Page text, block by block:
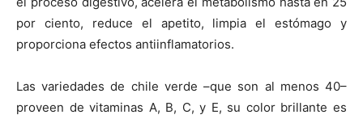
por ciento, reduce el apetito, limpia el estómago y
proporciona efectos antiinflamatorios.
Las variedades de chile verde –que son al menos 40–
proveen de vitaminas A, B, C, y E, su color brillante es